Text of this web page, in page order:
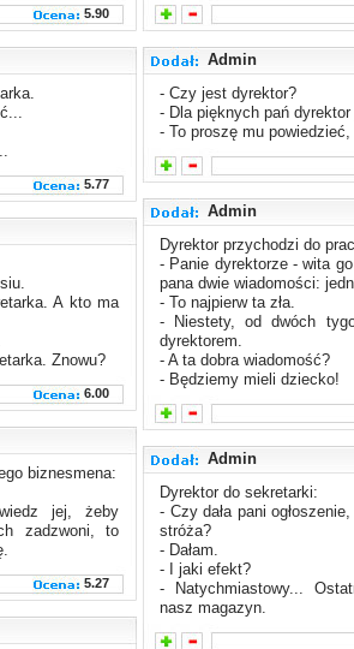
5.90
5.77
A kto ma
Znowu?
6.00
biznesmena:
jej, żeby
zadzwoni, to
5.27
Admin
- Czy jest dyrektor?
- Dla pięknych pań
- To proszę mu
Admin
Dyrektor przychodzi do
- Panie dyrektorze - wita
pana dwie wiadomości:
- To najpierw ta zła.
- Niestety, od dwóch
dyrektorem.
- A ta dobra wiadomość?
- Będziemy mieli dziecko!
Admin
Dyrektor do sekretarki:
- Czy dała pani
stróża?
- Dałam.
- I jaki efekt?
- Natychmiastowy...
nasz magazyn.